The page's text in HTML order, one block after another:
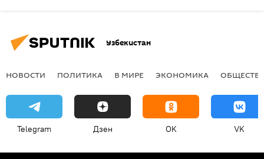
Узбекистан
НОВОСТИ ПОЛИТИКА В МИРЕ ЭКОНОМИКА
Telegram Дзен OK VK